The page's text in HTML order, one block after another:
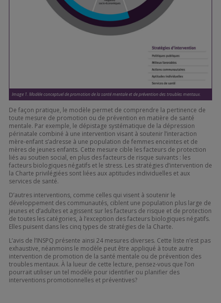
Image 1. Modèle conceptuel de promotion de la santé mentale et de prévention des troubles mentaux.
De façon pratique, le modèle permet de comprendre la pertinence de
toute mesure de promotion ou de prévention en matière de santé
mentale. Par exemple, le dépistage systématique de la dépression
périnatale combiné à une intervention visant à soutenir l’interaction
mère-enfant s’adresse à une population de femmes enceintes et de
mères de jeunes enfants. Cette mesure cible les facteurs de protection
liés au soutien social, en plus des facteurs de risque suivants : les
facteurs biologiques négatifs et le stress. Les stratégies d’intervention de
la Charte privilégiées sont liées aux aptitudes individuelles et aux
services de santé.
D’autres interventions, comme celles qui visent à soutenir le
développement des communautés, ciblent une population plus large de
jeunes et d’adultes et agissent sur les facteurs de risque et de protection
de toutes les catégories, à l’exception des facteurs biologiques négatifs.
Elles puisent dans les cinq types de stratégies de la Charte.
L’avis de l’INSPQ présente ainsi 24 mesures diverses. Cette liste n’est pas
exhaustive, néanmoins le modèle peut être appliqué à toute autre
intervention de promotion de la santé mentale ou de prévention des
troubles mentaux. À la lueur de cette lecture, pensez-vous que l’on
pourrait utiliser un tel modèle pour identifier ou planifier des
interventions promotionnelles et préventives?